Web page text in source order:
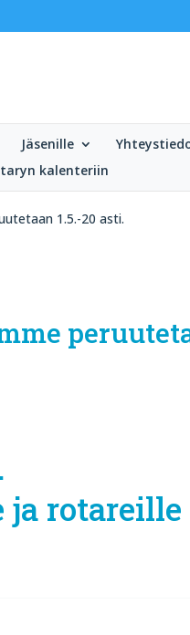
Jäsenille
kalenteriin
1.5.-20 asti.
ja rotareille